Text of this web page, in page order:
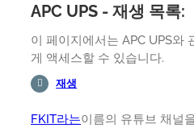
APC UPS - 재생 목록:
이 페이지에서는 APC UPS와
게 액세스할 수 있습니다.
재생
FKIT라는이름의 유튜브 채널